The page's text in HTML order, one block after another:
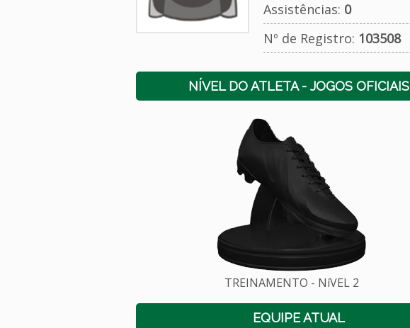
Assistências: 0
Nº de Registro: 103508
NÍVEL DO ATLETA - JOGOS OFICIAIS
TREINAMENTO - NíVEL 2
EQUIPE ATUAL